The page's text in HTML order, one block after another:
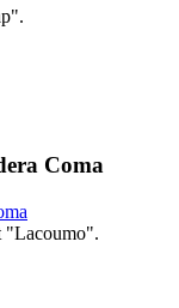
Coma
"Lacoumo".